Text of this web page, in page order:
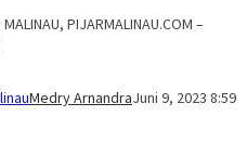
PIJARMALINAU.COM –
Medry ArnandraJuni 9, 2023 8:59